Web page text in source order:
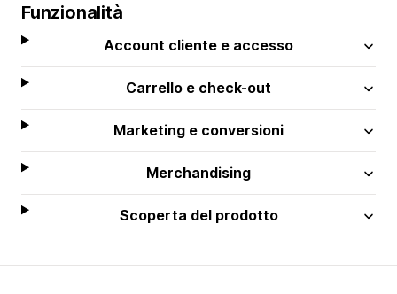
Funzionalità
Account cliente e accesso
Carrello e check-out
Marketing e conversioni
Merchandising
Scoperta del prodotto